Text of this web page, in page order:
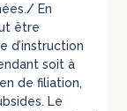
En
être
d’instruction
soit à
de filiation,
Le